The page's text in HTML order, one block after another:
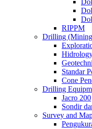
RIPPM
Drilling
Standar
Cone
Drilling
Jacro 200
Sondir
Survey and